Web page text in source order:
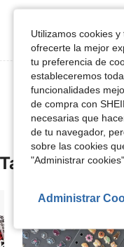
Ver Más
Utilizamos cookies
ofrecerte la mejor
tu preferencia de
estableceremos
funcionalidades
de compra con
necesarias que
de tu navegador,
sobre las cookies
"Administrar
Administrar